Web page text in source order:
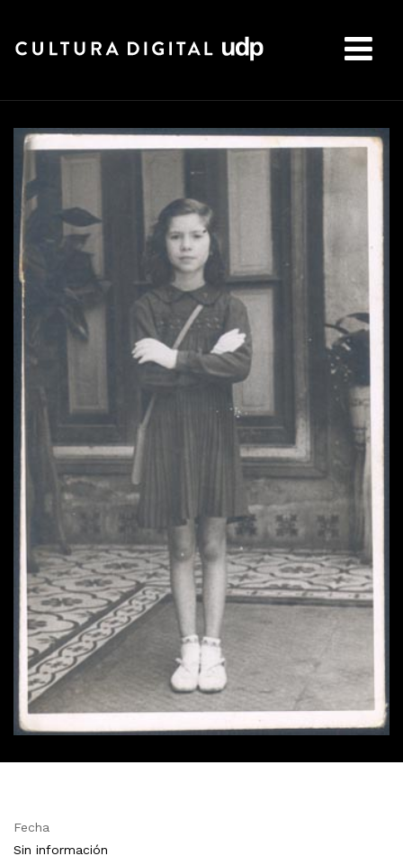
Fecha
Sin información